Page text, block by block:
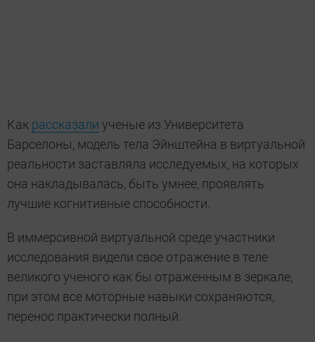
Как рассказали ученые из Университета
Барселоны, модель тела Эйнштейна в виртуальной
реальности заставляла исследуемых, на которых
она накладывалась, быть умнее, проявлять
лучшие когнитивные способности.
В иммерсивной виртуальной среде участники
исследования видели свое отражение в теле
великого ученого как бы отраженным в зеркале,
при этом все моторные навыки сохраняются,
перенос практически полный.